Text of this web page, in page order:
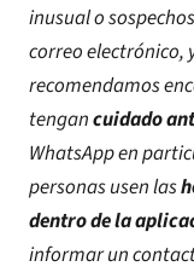
inusual o
correo electrónico,
recomendamos
tengancuidado
WhatsApp en
personas usen las
dentro de la
informar un